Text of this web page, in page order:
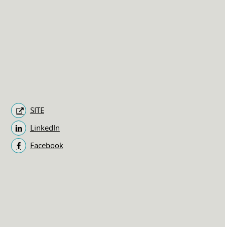
SITE
LinkedIn
Facebook